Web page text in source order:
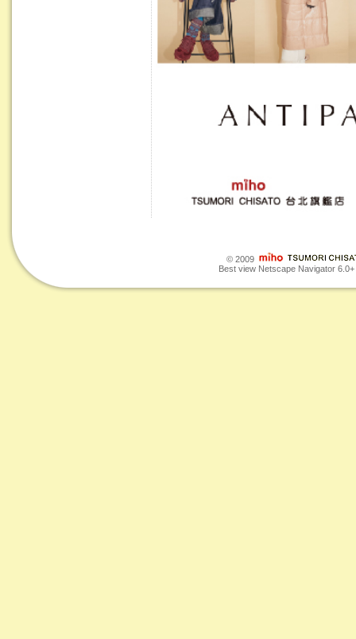
© 2009
Best view Netscape Navigator